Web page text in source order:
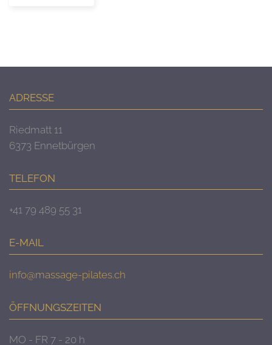
ADRESSE
Riedmatt 11
6373 Ennetbürgen
TELEFON
+41 79 489 55 31
E-MAIL
info@massage-pilates.ch
ÖFFNUNGSZEITEN
MO - FR 7 - 20 h